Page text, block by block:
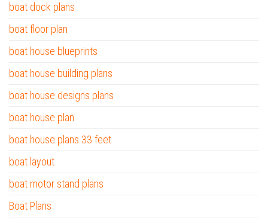
boat dock plans
boat floor plan
boat house blueprints
boat house building plans
boat house designs plans
boat house plan
boat house plans 33 feet
boat layout
boat motor stand plans
Boat Plans